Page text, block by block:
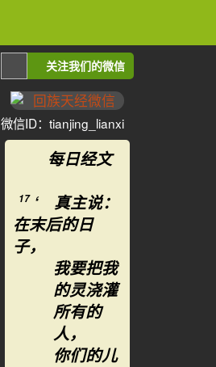
关注我们的微信
微信ID：tianjing_lianxi
每日经文
17 ‘ 真主说：
在末后的日
子，
我要把我
的灵浇灌
所有的
人，
你们的儿